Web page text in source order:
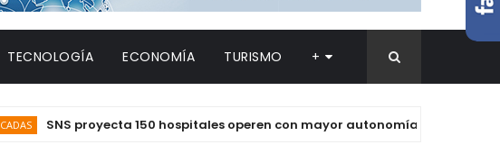
TECNOLOGÍA ECONOMÍA TURISMO +
SNS proyecta 150 hospitales operen con mayor autonomía en los próximos